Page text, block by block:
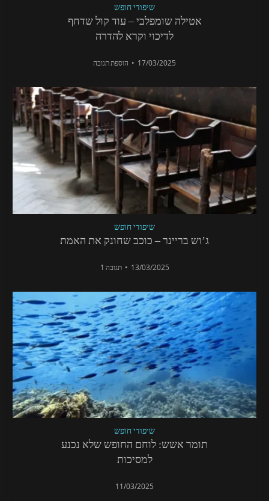
שיפודי חופש
אטילה שומפלבי – עוד קול שדחף
לדיכוי וקרא להדרה
17/03/2025 הוספת תגובה
שיפודי חופש
ג’וש בריינר – כוכב שחונק את האמת
13/03/2025 תגובה 1
שיפודי חופש
תומר אשש: לוחם החופש שלא נכנע
למסיכות
11/03/2025